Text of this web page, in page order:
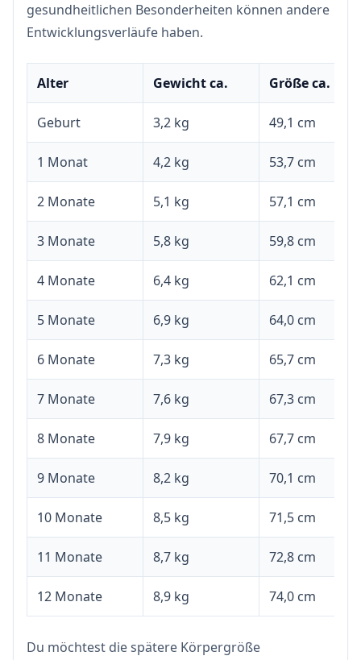
gesundheitlichen Besonderheiten können andere
Entwicklungsverläufe haben.
Alter Gewicht ca. Größe ca.
Geburt 3,2 kg 49,1 cm
1 Monat 4,2 kg 53,7 cm
2 Monate 5,1 kg 57,1 cm
3 Monate 5,8 kg 59,8 cm
4 Monate 6,4 kg 62,1 cm
5 Monate 6,9 kg 64,0 cm
6 Monate 7,3 kg 65,7 cm
7 Monate 7,6 kg 67,3 cm
8 Monate 7,9 kg 67,7 cm
9 Monate 8,2 kg 70,1 cm
10 Monate 8,5 kg 71,5 cm
11 Monate 8,7 kg 72,8 cm
12 Monate 8,9 kg 74,0 cm
Du möchtest die spätere Körpergröße